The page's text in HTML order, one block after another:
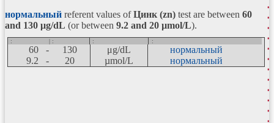
нормальный referent values ofЦинк (zn) test are between 60
and 130 μg/dL (or between 9.2 and 20 µmol/L).
: | : : :
60 - 130 μg/dL
нормальный
9.2 -
20 µmol/L нормальный